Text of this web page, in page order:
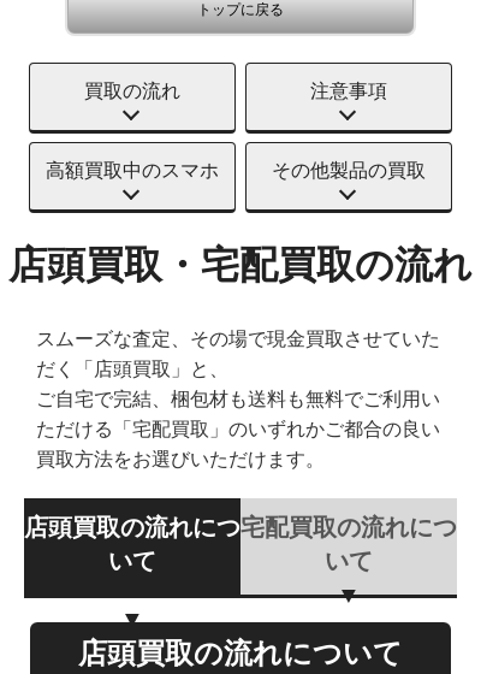
トップに戻る
買取の流れ 注意事項
高額買取中のスマホ その他製品の買取
店頭買取・宅配買取の流れ
スムーズな査定、その場で現金買取させていた
だく「店頭買取」と、
ご自宅で完結、梱包材も送料も無料でご利用い
ただける「宅配買取」のいずれかご都合の良い
買取方法をお選びいただけます。
店頭買取の流れにつ
いて
宅配買取の流れにつ
いて
店頭買取の流れについて